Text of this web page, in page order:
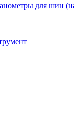
для шин